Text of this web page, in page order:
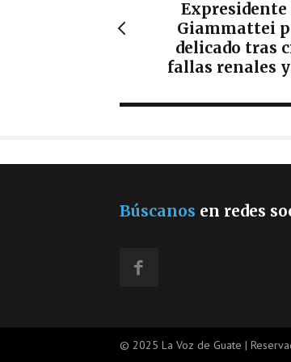
Giammattei
delicado tras
fallas renales
Búscanos en redes
© 2025 La Voz de Guate |